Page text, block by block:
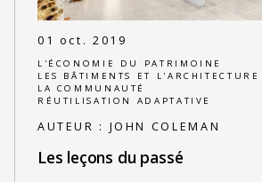
01 oct. 2019
L'ÉCONOMIE DU PATRIMOINE
LES BÂTIMENTS ET L'ARCHITECTURE
LA COMMUNAUTÉ
RÉUTILISATION ADAPTATIVE
AUTEUR : JOHN COLEMAN
Les leçons du passé